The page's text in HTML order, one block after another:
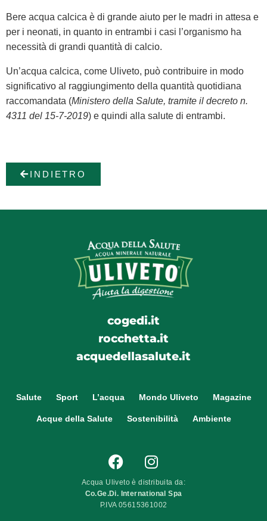
Bere acqua calcica è di grande aiuto per le madri in attesa e
per i neonati, in quanto in entrambi i casi l’organismo ha
necessità di grandi quantità di calcio.
Un’acqua calcica, come Uliveto, può contribuire in modo
significativo al raggiungimento della quantità quotidiana
raccomandata (Ministero della Salute, tramite il decreto n.
4311 del 15-7-2019) e quindi alla salute di entrambi.
INDIETRO
cogedi.it
rocchetta.it
acquedellasalute.it
Salute Sport L’acqua Mondo Uliveto Magazine
Acque della Salute Sostenibilità Ambiente
Acqua Uliveto è distribuita da:
Co.Ge.Di. International Spa
P.IVA 05615361002